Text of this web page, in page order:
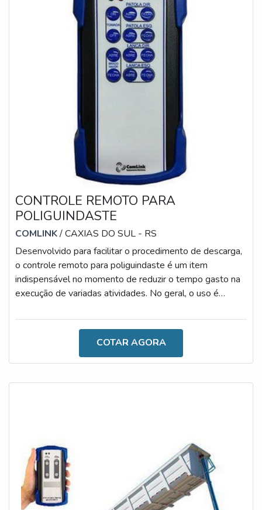
CONTROLE REMOTO PARA
POLIGUINDASTE
COMLINK/ CAXIAS DO SUL - RS
Desenvolvido para facilitar o procedimento de descarga,
o controle remoto para poliguindaste é um item
indispensável no momento de reduzir o tempo gasto na
execução de variadas atividades. No geral, o uso é
orientação de profissionais.DETALHES SOBRE UMA
controle remoto próprio para poliguindaste, é importante
atentar-se ao modelo ideal para as necessidades. Isso
COTAR AGORA